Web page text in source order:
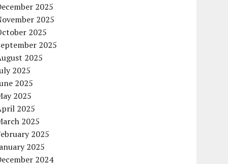
2025
2025
2025
2025
2025
2025
2025
2025
2025
2025
2025
2025
2024